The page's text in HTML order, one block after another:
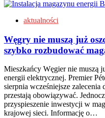
aktualności
Węgry nie muszą już
szybko rozbudować
Mieszkańcy Węgier nie muszą
energii elektrycznej. Premier
sierpnia wcześniejsze zalecenia
przestają obowiązywać.
przyspieszenie inwestycji w
krajowej sieci. Informację o…